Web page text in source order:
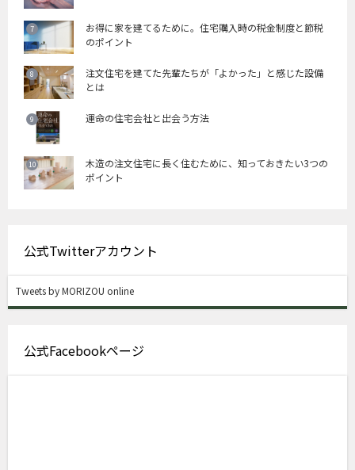
お得に家を建てるために。住宅購入時の税金制度と節税
のポイント
注文住宅を建てた先輩たちが「よかった」と感じた設備
とは
運命の住宅会社と出会う方法
木造の注文住宅に長く住むために、知っておきたい3つの
ポイント
公式Twitterアカウント
Tweets by MORIZOU online
公式Facebookページ